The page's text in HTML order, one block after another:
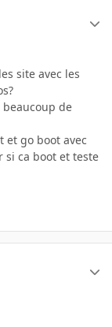
site avec les
de
et go boot avec
si ca boot et teste